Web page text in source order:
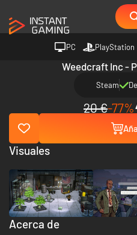
PC PlayStation
Weedcraft Inc -
Steam
20 €-77%
Acerca de
Visuales